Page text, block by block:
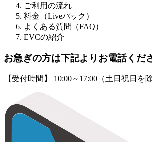
ご利用の流れ
料金（Liveパック）
よくある質問（FAQ）
EVCの紹介
お急ぎの方は下記よりお電話くだ
【受付時間】 10:00～17:00（土日祝日を除